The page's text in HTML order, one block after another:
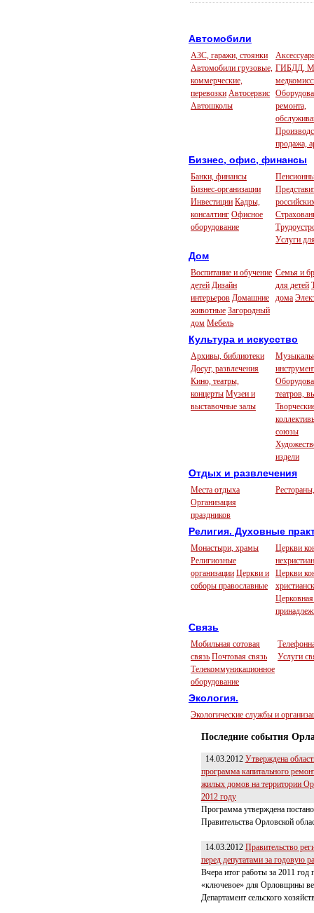
Автомобили
АЗС, гаражи, стоянки
Автомобили грузовые,
коммерческие,
перевозки Автосервис
Автошколы
ГИБДД,
ремонта,
продажа,
Бизнес, офис, финансы
Банки, финансы
Бизнес-организации
Инвестиции Кадры,
консалтинг Офисное
оборудование
Услуги
Дом
Воспитание и обучение
детей Дизайн
интерьеров Домашние
животные Загородный
дом Мебель
Семья и
для детей
дома
Культура и искусство
Архивы, библиотеки
Досуг, развлечения
Кино, театры,
концерты Музеи и
выставочные залы
театров,
союзы
издели
Отдых и развлечения
Места отдыха
Организация
праздников
Религия. Духовные
Монастыри, храмы
Религиозные
организации Церкви и
соборы православные
Церкви
Церкви
Связь
Мобильная сотовая
связь Почтовая связь
Телекоммуникационное
оборудование
Услуги
Экология.
Экологические службы и
Последние события
14.03.2012 Утверждена
программа капитального
жилых домов на территории
2012 году
Программа утверждена
Правительства Орловской
14.03.2012 Правительство
перед депутатами за годовую
Вчера итог работы за 2011 год
«ключевое» для Орловщины
Департамент сельского